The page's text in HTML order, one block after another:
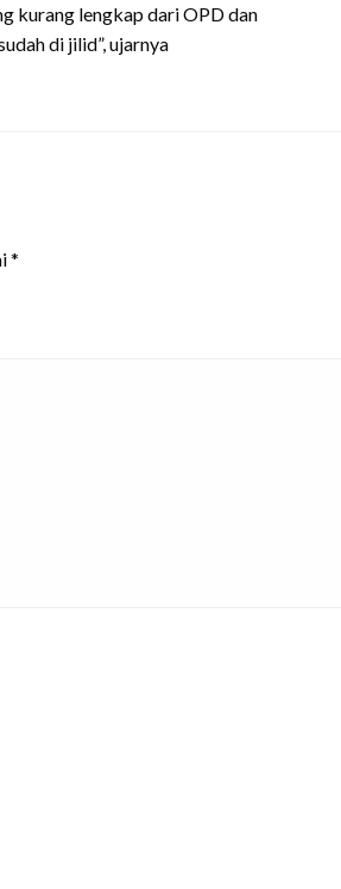
kurang lengkap dari OPD dan
di jilid”, ujarnya
*